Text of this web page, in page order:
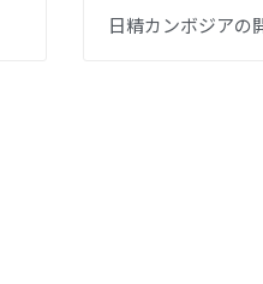
日精カンボジアの